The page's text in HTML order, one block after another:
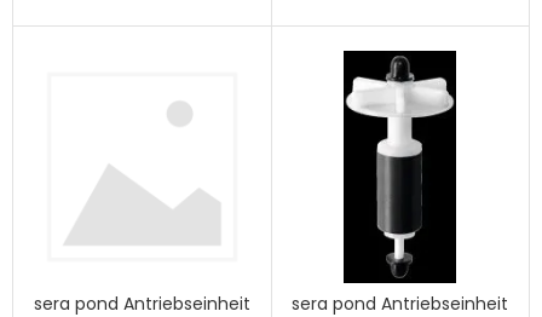
sera pond Antriebseinheit
sera pond Antriebseinheit